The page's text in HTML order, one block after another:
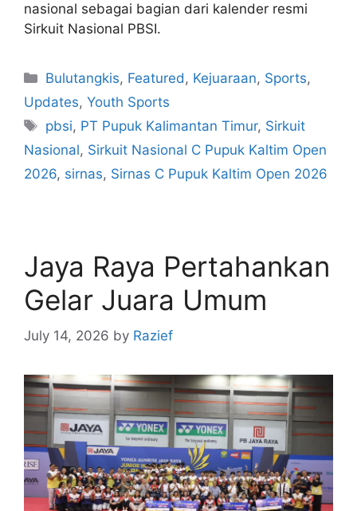
nasional sebagai bagian dari kalender resmi
Sirkuit Nasional PBSI.
Bulutangkis, Featured, Kejuaraan, Sports,
Updates, Youth Sports
pbsi, PT Pupuk Kalimantan Timur, Sirkuit
Nasional, Sirkuit Nasional C Pupuk Kaltim Open
2026, sirnas, Sirnas C Pupuk Kaltim Open 2026
Jaya Raya Pertahankan
Gelar Juara Umum
July 14, 2026 by Razief